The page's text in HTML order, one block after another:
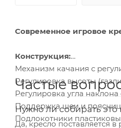
Современное игровое
Конструкция:
Механизм качания с
Регулировка высоты
Регулировка угла
Поддержка шеи и
Подлокотники
Частые
Нужно ли собирать это
Да, кресло поставляется